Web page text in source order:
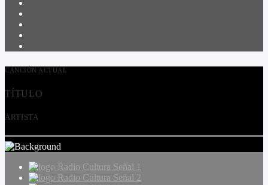
CANCIÓN ACTUAL
TÍTULO
ARTISTA
Radio Cultura Señal 1
Radio Cultura Señal 2